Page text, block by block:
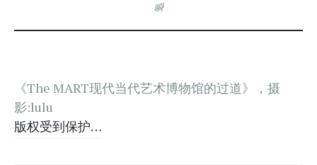
瞬
《The MART现代当代艺术博物馆的过道》，摄
影:lulu
版权受到保护…